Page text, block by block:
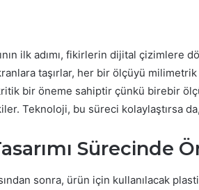
ilk adımı, fikirlerin dijital çizimlere
taşırlar, her bir ölçüyü
kritik bir öneme sahiptir çünkü birebir
Teknoloji, bu süreci kolaylaştırsa
Sürecinde
sonra, ürün için kullanılacak